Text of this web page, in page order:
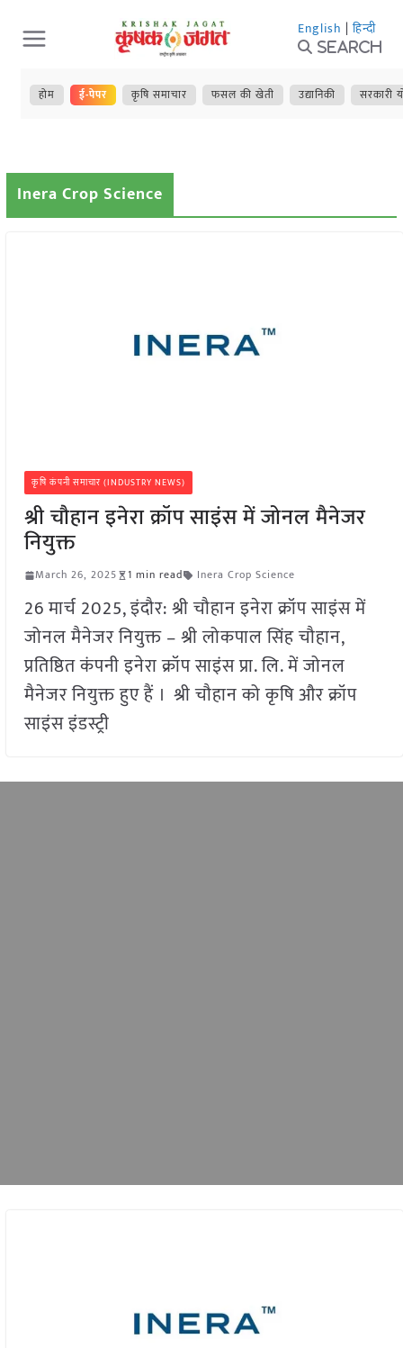
Skip
to
content
English | हिन्दी
Search
होम ई-पेपर कृषि समाचार फसल की खेती उद्यानिकी सरकारी
Inera Crop Science
कृषि कंपनी समाचार (INDUSTRY NEWS)
श्री चौहान इनेरा क्रॉप साइंस में जोनल मैनेजर
नियुक्त
March 26, 2025 1 min read Inera Crop Science
26 मार्च 2025, इंदौर: श्री चौहान इनेरा क्रॉप साइंस में
जोनल मैनेजर नियुक्त – श्री लोकपाल सिंह चौहान,
प्रतिष्ठित कंपनी इनेरा क्रॉप साइंस प्रा. लि. में जोनल
मैनेजर नियुक्त हुए हैं । श्री चौहान को कृषि और क्रॉप
साइंस इंडस्ट्री